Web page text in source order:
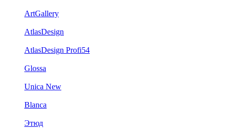
ArtGallery
AtlasDesign
AtlasDesign Profi54
Glossa
Unica New
Blanca
Этюд